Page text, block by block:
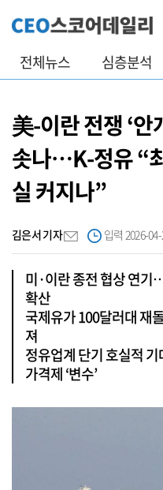
전체뉴스 심층분석
美-이란 전쟁 ‘안
솟나…K-정유 “
실 커지나”
김은서 기자 입력 2026-
미·이란 종전 협상 연기
확산
국제유가 100달러대 재
져
정유업계 단기 호실적
가격제 ‘변수’